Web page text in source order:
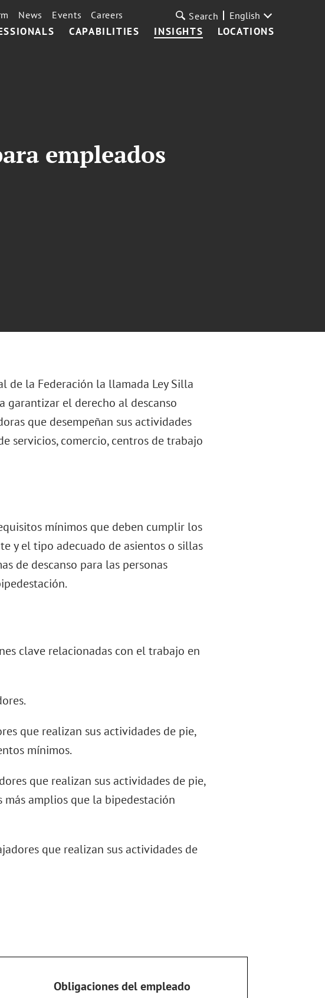
CAPABILITIES INSIGHTS LOCATIONS
News Events Careers Search English
empleados
de la Federación la llamada Ley Silla
garantizar el derecho al descanso
que desempeñan sus actividades
servicios, comercio, centros de trabajo
mínimos que deben cumplir los
y el tipo adecuado de asientos o sillas
de descanso para las personas
clave relacionadas con el trabajo en
que realizan sus actividades de pie,
mínimos.
que realizan sus actividades de pie,
amplios que la bipedestación
que realizan sus actividades de
Obligaciones del empleado